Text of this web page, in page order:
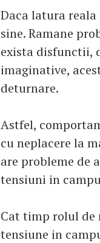
Daca latura
sine. Ramane
exista disfunctii,
imaginative,
deturnare.
Astfel,
cu neplacere la
are probleme de
tensiuni in
Cat timp rolul de
tensiune in